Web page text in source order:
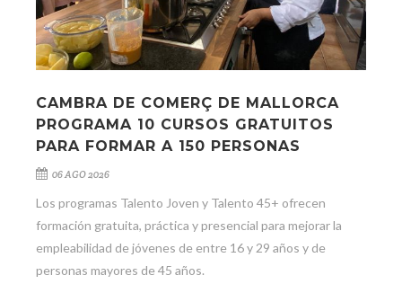
CAMBRA DE COMERÇ DE MALLORCA
PROGRAMA 10 CURSOS GRATUITOS
PARA FORMAR A 150 PERSONAS
06 AGO 2026
Los programas Talento Joven y Talento 45+ ofrecen
formación gratuita, práctica y presencial para mejorar la
empleabilidad de jóvenes de entre 16 y 29 años y de
personas mayores de 45 años.